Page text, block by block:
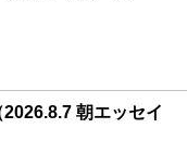
朝エッセイ